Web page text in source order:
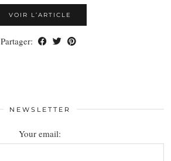
VOIR L’ARTICLE
Partager:
NEWSLETTER
Your email: